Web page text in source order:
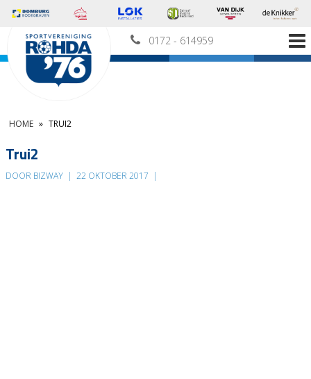
0172 - 614959
HOME » TRUI2
Trui2
DOOR BIZWAY | 22 OKTOBER 2017 |